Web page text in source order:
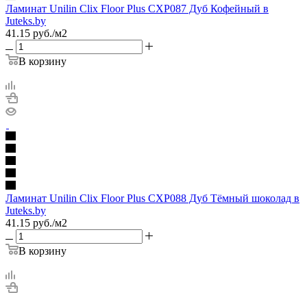
Ламинат Unilin Clix Floor Plus CXP087 Дуб Кофейный в
Juteks.by
41.15 руб./м2
В корзину
Ламинат Unilin Clix Floor Plus CXP088 Дуб Тёмный шоколад в
Juteks.by
41.15 руб./м2
В корзину